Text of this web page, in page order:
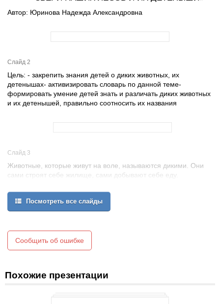
Автор: Юринова Надежда Александровна
Слайд 2
Цель: - закрепить знания детей о диких животных, их
детенышах- активизировать словарь по данной теме-
формировать умение детей знать и различать диких животных
и их детенышей, правильно соотносить их названия
Слайд 3
Животные, которые живут на воле, называются дикими. Они
сами строят себе жилище, сами добывают себе еду.
Посмотреть все слайды
Сообщить об ошибке
Похожие презентации